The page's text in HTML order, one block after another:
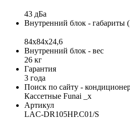
43 дБа
Внутренний блок -
84x84х24,6
Внутренний блок - вес
26 кг
Гарантия
3 года
Поиск по сайту -
Кассетные Funai _x
Артикул
LAC-DR105HP.C01/S